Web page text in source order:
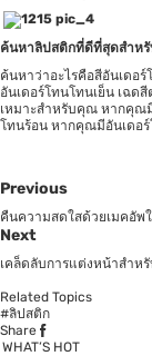
ค้นหาลิปสติกที่ดีที่สุดสำห
ค้นหาว่าอะไรคือสีอันเดอ
อันเดอร์โทนโทนเย็น เฉด
เหมาะสำหรับคุณ หากคุณ
โทนร้อน หากคุณมีอันเดอร์
Previous
คืนความสดใสด้วยเมคอัพ
Next
เคล็ดลับการแต่งหน้าสำห
Related Topics
#ลิปสติก
Share
WHAT’S HOT